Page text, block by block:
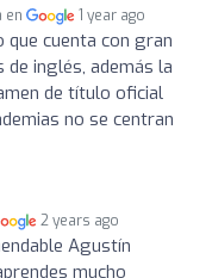
en 1 year ago
que cuenta con gran
inglés, además la
de título oficial
no se centran
2 years ago
Agustín
mucho